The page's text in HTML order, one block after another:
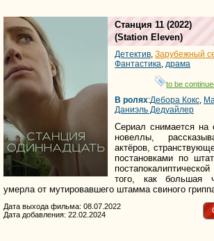
Станция 11 (2022)
(Station Eleven)
Детектив, Зарубежный
Фантастика, драма
to be
В ролях:Дебора Кокс,
Даниэль Дедуайлер
Сериал снимается на
новеллы,
актёров,
постановками по
того, как большая
умерла от мутировавшего штамма свиного
Дата выхода фильма: 08.07.2022
Дата добавления: 22.02.2024